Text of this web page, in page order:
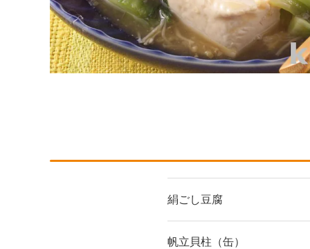
絹ごし豆腐
帆立貝柱（缶）